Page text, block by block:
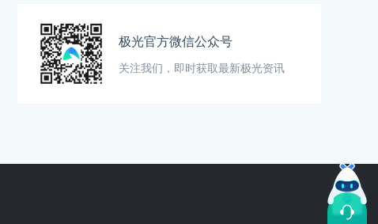
极光官方微信公众号
关注我们，即时获取最新极光资讯